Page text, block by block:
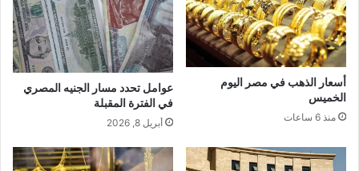
أسعار الذهب في مصر اليوم
الخميس
منذ 6 ساعات
عوامل تحدد مسار الجنيه المصري
في الفترة المقبلة
أبريل 8, 2026